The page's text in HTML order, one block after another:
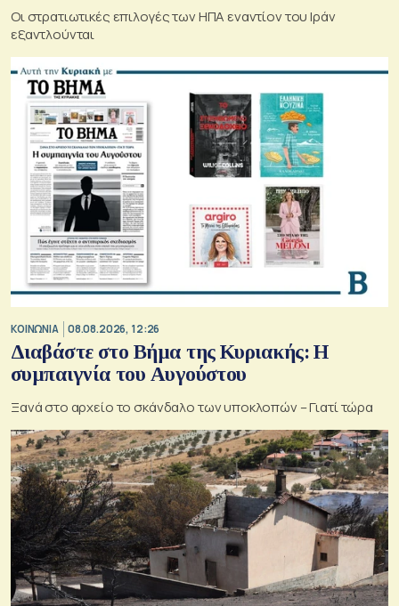
Οι στρατιωτικές επιλογές των ΗΠΑ εναντίον του Ιράν
εξαντλούνται
ΚΟΙΝΩΝΙΑ 08.08.2026, 12:26
Διαβάστε στο Βήμα της Κυριακής: Η
συμπαιγνία του Αυγούστου
Ξανά στο αρχείο το σκάνδαλο των υποκλοπών – Γιατί τώρα